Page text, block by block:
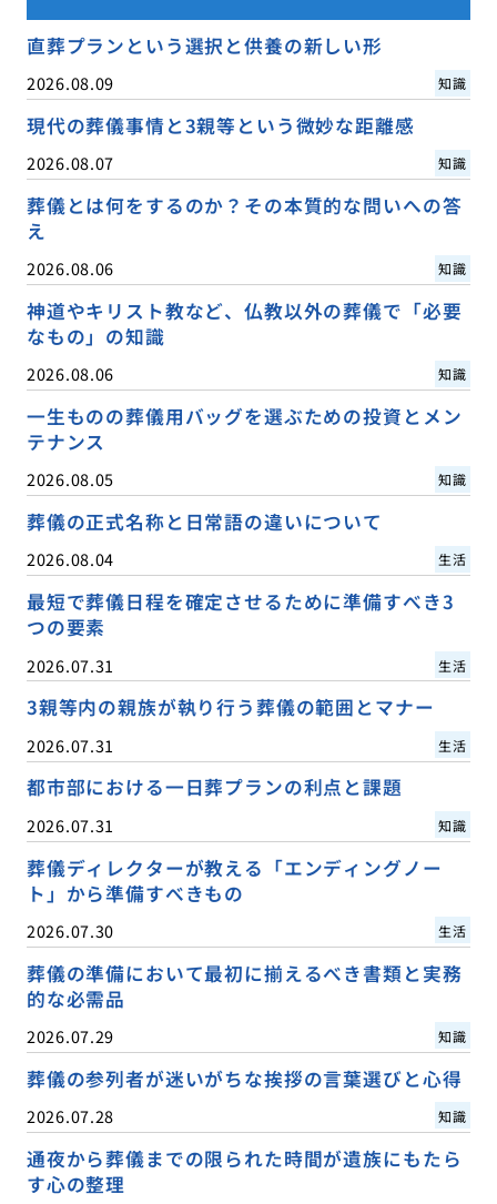
直葬プランという選択と供養の新しい形
2026.08.09 知識
現代の葬儀事情と3親等という微妙な距離感
2026.08.07 知識
葬儀とは何をするのか？その本質的な問いへの答
え
2026.08.06 知識
神道やキリスト教など、仏教以外の葬儀で「必要
なもの」の知識
2026.08.06 知識
一生ものの葬儀用バッグを選ぶための投資とメン
テナンス
2026.08.05 知識
葬儀の正式名称と日常語の違いについて
2026.08.04 生活
最短で葬儀日程を確定させるために準備すべき3
つの要素
2026.07.31 生活
3親等内の親族が執り行う葬儀の範囲とマナー
2026.07.31 生活
都市部における一日葬プランの利点と課題
2026.07.31 知識
葬儀ディレクターが教える「エンディングノー
ト」から準備すべきもの
2026.07.30 生活
葬儀の準備において最初に揃えるべき書類と実務
的な必需品
2026.07.29 知識
葬儀の参列者が迷いがちな挨拶の言葉選びと心得
2026.07.28 知識
通夜から葬儀までの限られた時間が遺族にもたら
す心の整理